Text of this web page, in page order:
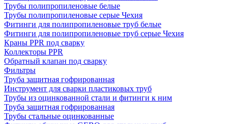
Трубы полипропиленовые белые
Трубы полипропиленовые серые Чехия
Фитинги для полипропиленовые труб белые
Фитинги для полипропиленовые труб серые Чехия
Краны PPR под сварку
Коллекторы PPR
Обратный клапан под сварку
Фильтры
Труба защитная гофрированная
Инструмент для сварки пластиковых труб
Трубы из оцинкованной стали и фитинги к ним
Труба защитная гофрированная
Трубы стальные оцинкованные